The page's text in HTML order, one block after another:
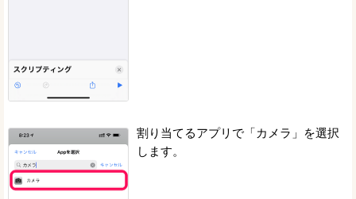
割り当てるアプリで「カメラ」を選択
します。